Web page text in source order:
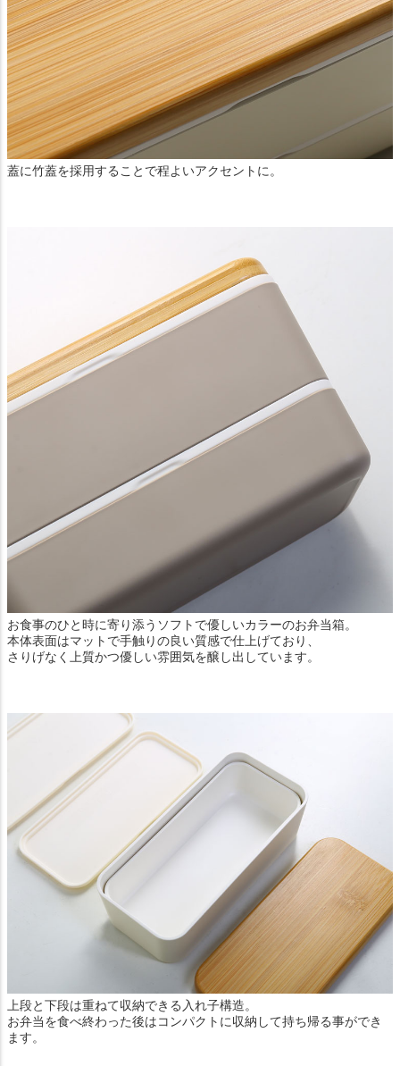
蓋に竹蓋を採用することで程よいアクセントに。
お食事のひと時に寄り添うソフトで優しいカラーのお弁当箱。
本体表面はマットで手触りの良い質感で仕上げており、
さりげなく上質かつ優しい雰囲気を醸し出しています。
上段と下段は重ねて収納できる入れ子構造。
お弁当を食べ終わった後はコンパクトに収納して持ち帰る事ができ
ます。